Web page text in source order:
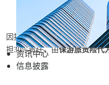
资讯中心
信息披露
因损失高达30多万，游客家
担30%责任，由保游旅责险代